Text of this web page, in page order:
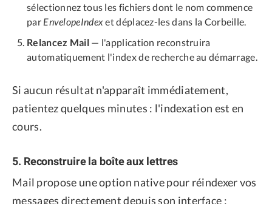
sélectionnez tous les fichiers dont le nom commence
par EnvelopeIndexet déplacez-les dans la Corbeille.
Relancez Mail— l'application reconstruira
automatiquement l'index de recherche au démarrage.
Si aucun résultat n'apparaît immédiatement,
patientez quelques minutes : l'indexation est en
cours.
5. Reconstruire la boîte aux lettres
Mail propose une option native pour réindexer vos
messages directement depuis son interface :